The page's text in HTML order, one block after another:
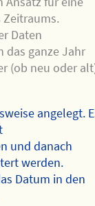
Zeitraums.
Daten
das ganze Jahr
(ob neu oder
angelegt.
und danach
werden.
Datum in den